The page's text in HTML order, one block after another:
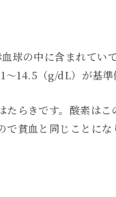
球の中に含まれてい
14.5（g/dL）が基準
たらきです。酸素は
貧血と同じことにな